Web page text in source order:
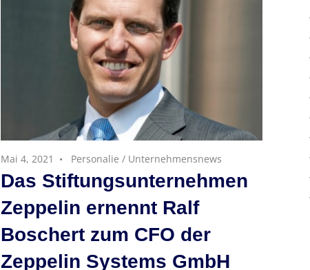
Mai 4, 2021 Personalie / Unternehmensnews
Das Stiftungsunternehmen
Zeppelin ernennt Ralf
Boschert zum CFO der
Zeppelin Systems GmbH